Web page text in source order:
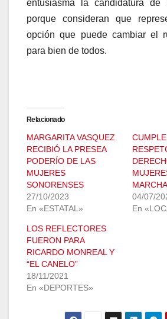
entusiasma la candidatura de
porque consideran que
opción que puede cambiar el
para bien de todos.
Relacionado
MARGARITA VASQUEZ
RECIBIÓ LA PRESEA
PODERÍO DE LAS
MUJERES
SONORENSES
27/10/2023
En «ESTATAL»
04/07/
En
LOS REFLECTORES
FUERON PARA
RICARDO MONREAL Y
“EL CANELO”
18/11/2021
En «DEPORTES»